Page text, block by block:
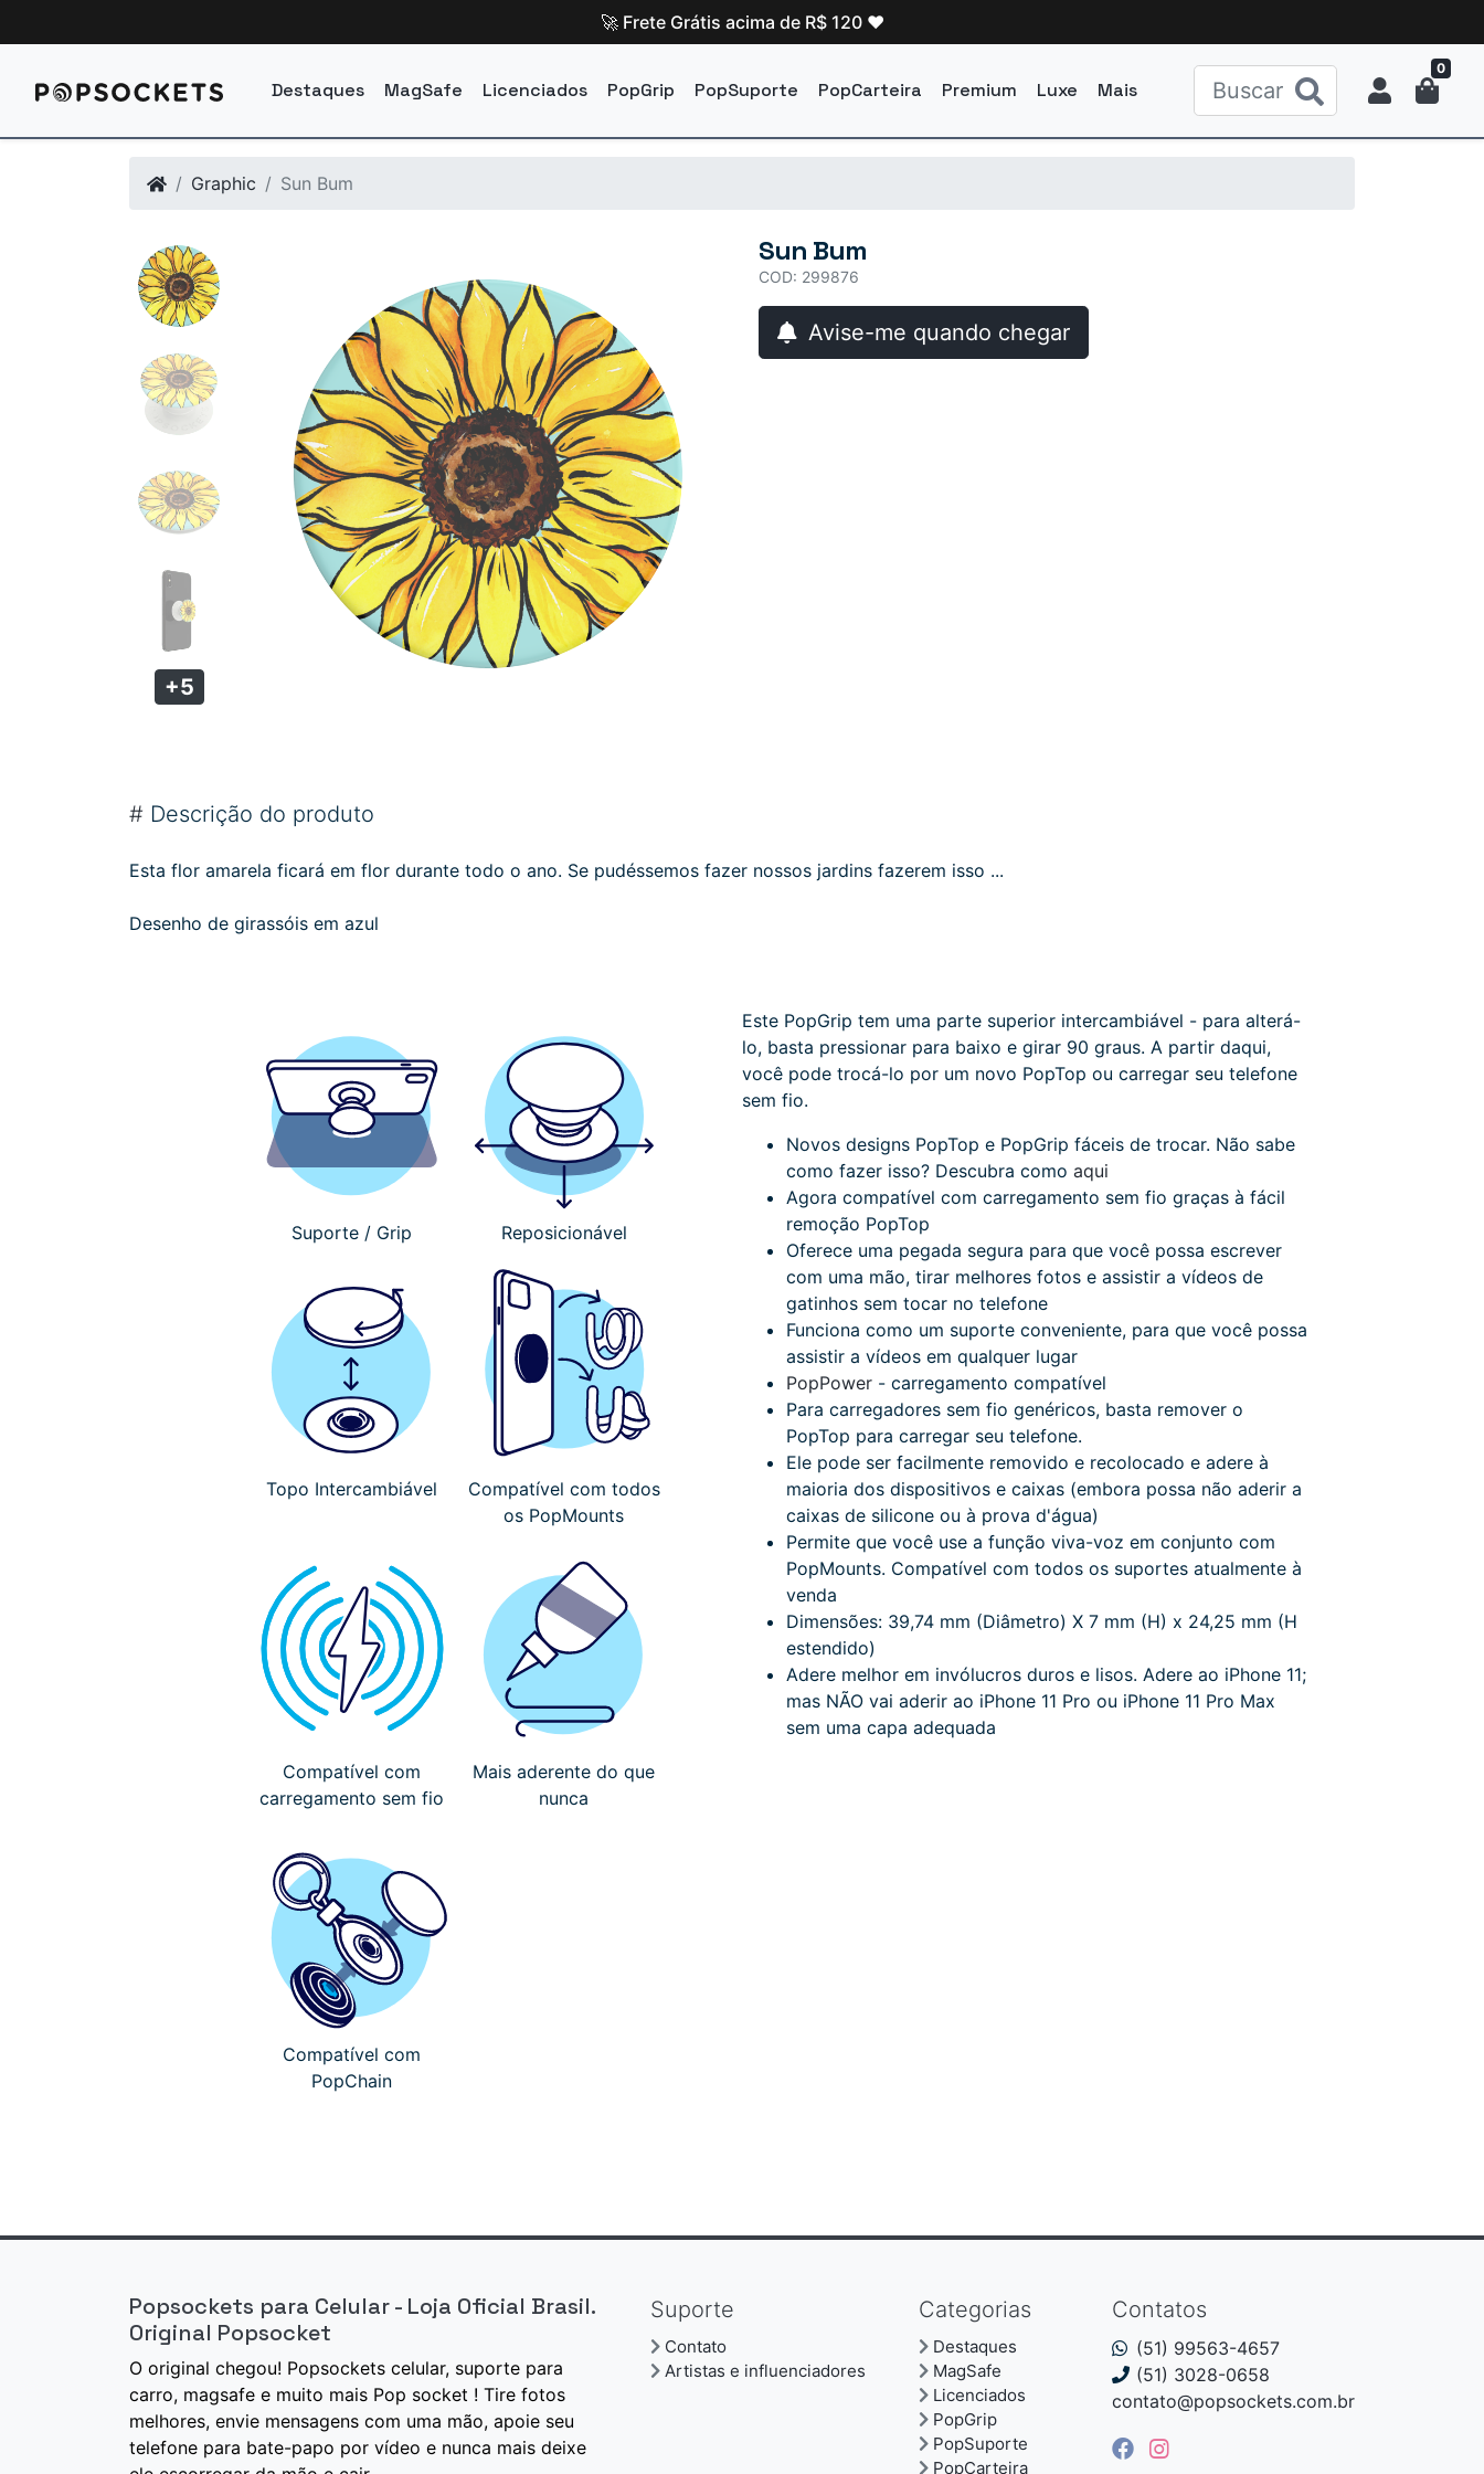
🚀 Frete Grátis acima de R$ 120 ❤️
0
Destaques MagSafe Licenciados PopGrip PopSuporte PopCarteira Premium Luxe Mais
Graphic Sun Bum
+5
Sun Bum
COD: 299876
Avise-me quando chegar
# Descrição do produto
Esta flor amarela ficará em flor durante todo o ano. Se pudéssemos fazer nossos jardins fazerem isso ...
Desenho de girassóis em azul
Suporte / Grip Reposicionável
Topo Intercambiável
Compatível com todos
os PopMounts
Compatível com
carregamento sem fio
Mais aderente do que
nunca
Compatível com
PopChain
Este PopGrip tem uma parte superior intercambiável - para alterá-
lo, basta pressionar para baixo e girar 90 graus. A partir daqui,
você pode trocá-lo por um novo PopTop ou carregar seu telefone
sem fio.
Novos designs PopTop e PopGrip fáceis de trocar. Não sabe
como fazer isso? Descubra como aqui
Agora compatível com carregamento sem fio graças à fácil
remoção PopTop
Oferece uma pegada segura para que você possa escrever
com uma mão, tirar melhores fotos e assistir a vídeos de
gatinhos sem tocar no telefone
Funciona como um suporte conveniente, para que você possa
assistir a vídeos em qualquer lugar
PopPower - carregamento compatível
Para carregadores sem fio genéricos, basta remover o
PopTop para carregar seu telefone.
Ele pode ser facilmente removido e recolocado e adere à
maioria dos dispositivos e caixas (embora possa não aderir a
caixas de silicone ou à prova d'água)
Permite que você use a função viva-voz em conjunto com
PopMounts. Compatível com todos os suportes atualmente à
venda
Dimensões: 39,74 mm (Diâmetro) X 7 mm (H) x 24,25 mm (H
estendido)
Adere melhor em invólucros duros e lisos. Adere ao iPhone 11;
mas NÃO vai aderir ao iPhone 11 Pro ou iPhone 11 Pro Max
sem uma capa adequada
Contatos
(51) 99563-4657
(51) 3028-0658
contato@popsockets.com.br
Suporte
Contato
Artistas e influenciadores
Categorias
Destaques
MagSafe
Licenciados
PopGrip
PopSuporte
PopCarteira
Popsockets para Celular - Loja Oficial Brasil.
Original Popsocket
O original chegou! Popsockets celular, suporte para
carro, magsafe e muito mais Pop socket ! Tire fotos
melhores, envie mensagens com uma mão, apoie seu
telefone para bate-papo por vídeo e nunca mais deixe